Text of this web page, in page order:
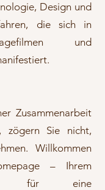
Design und
die sich in
und
Zusammenarbeit
zögern Sie nicht,
Willkommen
– Ihrem
für eine